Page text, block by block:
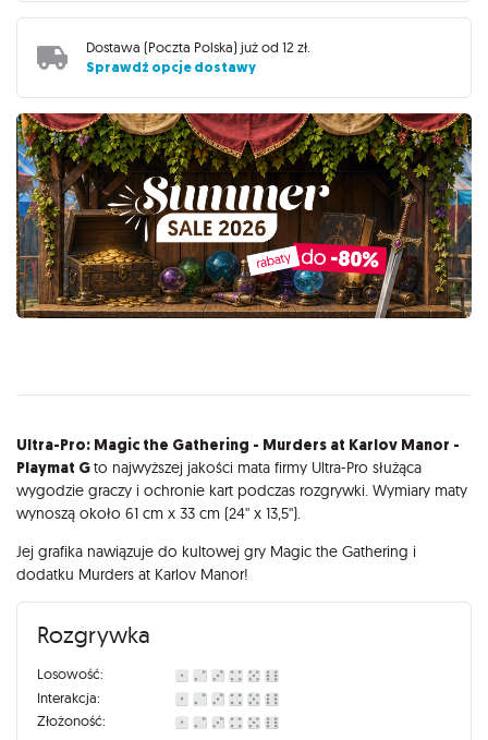
Dostawa (Poczta Polska) już od 12 zł.
Sprawdź opcje dostawy
Opis
Ultra-Pro: Magic the Gathering - Murders at Karlov Manor -
Playmat Gto najwyższej jakości mata firmy Ultra-Pro służąca
wygodzie graczy i ochronie kart podczas rozgrywki. Wymiary maty
wynoszą około 61 cm x 33 cm (24'' x 13,5'').
Jej grafika nawiązuje do kultowej gry Magic the Gathering i
dodatku Murders at Karlov Manor!
Rozgrywka
Losowość:
Interakcja:
Złożoność: